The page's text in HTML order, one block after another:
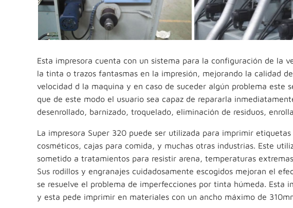
Esta impresora cuenta con un sistema para la configuración de la
la tinta o trazos fantasmas en la impresión, mejorando la calidad
velocidad d la maquina y en caso de suceder algún problema
que de este modo el usuario sea capaz de repararla
desenrollado, barnizado, troquelado, eliminación de residuos,
La impresora Super 320 puede ser utilizada para imprimir
cosméticos, cajas para comida, y muchas otras industrias. Este
sometido a tratamientos para resistir arena, temperaturas
Sus rodillos y engranajes cuidadosamente escogidos mejoran el
se resuelve el problema de imperfecciones por tinta húmeda. Esta
y esta pede imprimir en materiales con un ancho máximo de